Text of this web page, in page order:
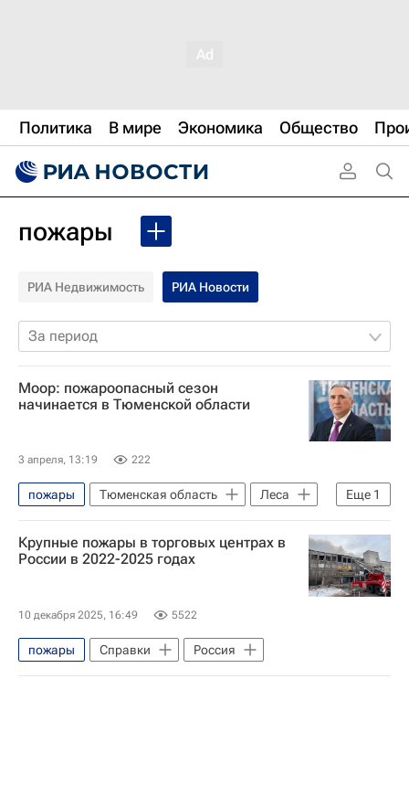
Политика В мире Экономика Общество
пожары
РИА Недвижимость РИА Новости
За период
Моор: пожароопасный сезон
начинается в Тюменской области
3 апреля, 13:19 222
Еще 1
пожары Тюменская область
Леса
Тюменская область
Крупные пожары в торговых центрах в
России в 2022-2025 годах
10 декабря 2025, 16:49 5522
пожары Справки Россия